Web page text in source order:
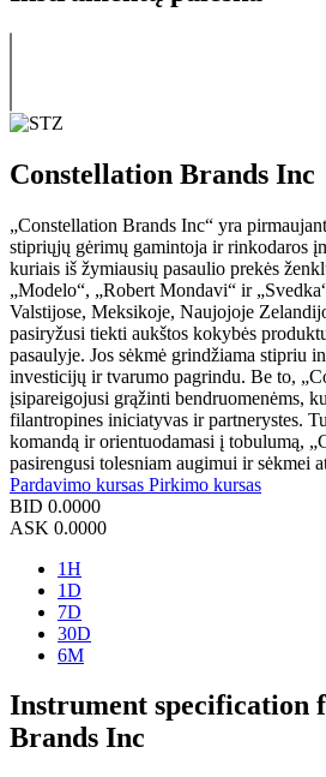
Constellation Brands Inc
„Constellation Brands Inc“ yra
stipriųjų gėrimų gamintoja ir rinkodaros
kuriais iš žymiausių pasaulio prekės
„Modelo“, „Robert Mondavi“ ir
Valstijose, Meksikoje, Naujojoje
pasiryžusi tiekti aukštos kokybės
pasaulyje. Jos sėkmė grindžiama stipriu
investicijų ir tvarumo pagrindu. Be to,
įsipareigojusi grąžinti bendruomenėms,
filantropines iniciatyvas ir partnerystes.
komandą ir orientuodamasi į tobulumą,
pasirengusi tolesniam augimui ir sėkmei
Pardavimo kursas Pirkimo kursas
BID 0.0000
ASK 0.0000
1H
1D
7D
30D
6M
Instrument specification
Brands Inc